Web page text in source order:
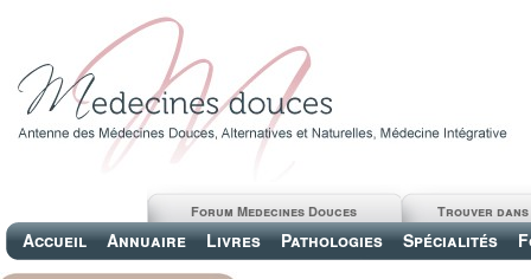
Accueil Annuaire Livres Pathologies Spécialités
Trouver
Forum Medecines Douces